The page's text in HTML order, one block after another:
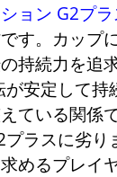
ョン G2プラ
す。カップ
持続力を追
安定して持
ている関係
ラスに劣り
めるプレイ